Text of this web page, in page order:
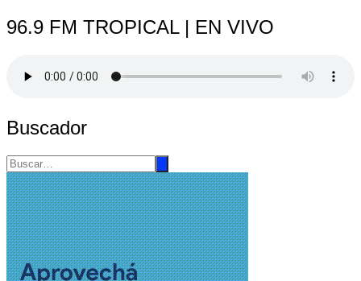
96.9 FM TROPICAL | EN VIVO
Buscador